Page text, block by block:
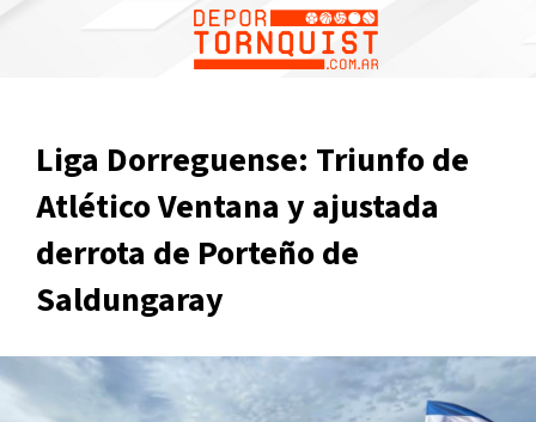
Liga Dorreguense: Triunfo de
Atlético Ventana y ajustada
derrota de Porteño de
Saldungaray